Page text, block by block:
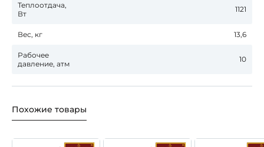
Теплоотдача,
Вт
1121
Вес, кг 13,6
Рабочее
давление, атм
10
Похожие товары